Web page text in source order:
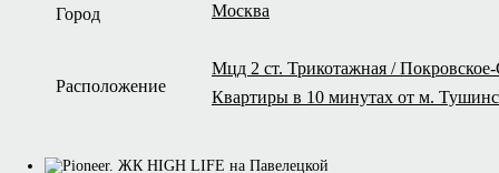
Город Москва
Расположение
Мцд 2 ст. Трикотажная /
Квартиры в 10 минутах от м.